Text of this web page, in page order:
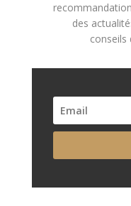
des
conseils